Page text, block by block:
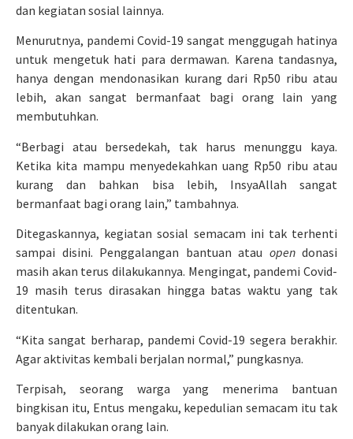
dan kegiatan sosial lainnya.
Menurutnya, pandemi Covid-19 sangat menggugah hatinya
untuk mengetuk hati para dermawan. Karena tandasnya,
hanya dengan mendonasikan kurang dari Rp50 ribu atau
lebih, akan sangat bermanfaat bagi orang lain yang
membutuhkan.
“Berbagi atau bersedekah, tak harus menunggu kaya.
Ketika kita mampu menyedekahkan uang Rp50 ribu atau
kurang dan bahkan bisa lebih, InsyaAllah sangat
bermanfaat bagi orang lain,” tambahnya.
Ditegaskannya, kegiatan sosial semacam ini tak terhenti
sampai disini. Penggalangan bantuan atau opendonasi
masih akan terus dilakukannya. Mengingat, pandemi Covid-
19 masih terus dirasakan hingga batas waktu yang tak
ditentukan.
“Kita sangat berharap, pandemi Covid-19 segera berakhir.
Agar aktivitas kembali berjalan normal,” pungkasnya.
Terpisah, seorang warga yang menerima bantuan
bingkisan itu, Entus mengaku, kepedulian semacam itu tak
banyak dilakukan orang lain.